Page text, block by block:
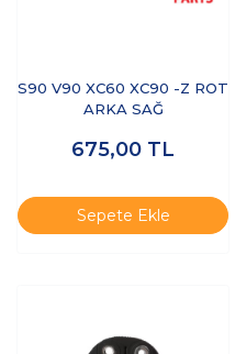
S90 V90 XC60 XC90 -Z ROT
ARKA SAĞ
675,00 TL
Sepete Ekle